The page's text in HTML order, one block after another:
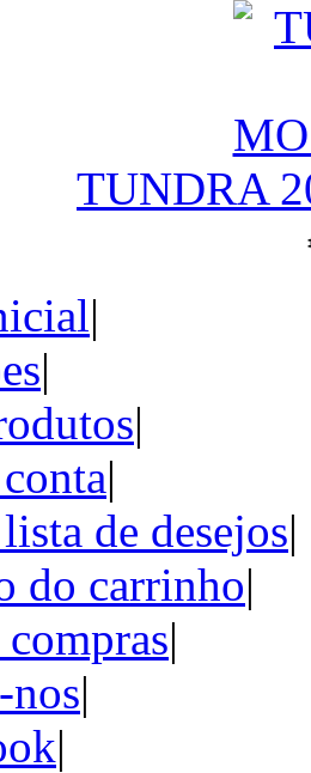
TUNDRA
|
|
|
|
de desejos|
do carrinho|
|
nos|
|